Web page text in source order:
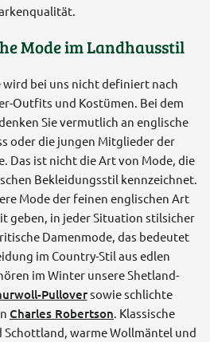
Mode im Landhausstil
wird bei uns nicht definiert nach
Outfits und Kostümen. Bei dem
Sie vermutlich an englische
oder die jungen Mitglieder der
Das ist nicht die Art von Mode, die
Bekleidungsstil kennzeichnet.
Mode der feinen englischen Art
geben, in jeder Situation stilsicher
Damenmode, das bedeutet
im Country-Stil aus edlen
im Winter unsere Shetland-
Pulloversowie schlichte
Charles Robertson . Klassische
Schottland, warme Wollmäntel und